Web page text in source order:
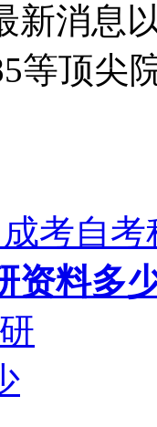
新消息
等顶尖
成考自考
资料多